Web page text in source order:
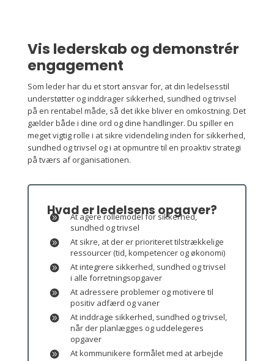
Vis lederskab og demonstrér
engagement
Som leder har du et stort ansvar for, at din ledelsesstil
understøtter og inddrager sikkerhed, sundhed og trivsel
på en rentabel måde, så det ikke bliver en omkostning. Det
gælder både i dine ord og dine handlinger. Du spiller en
meget vigtig rolle i at sikre videndeling inden for sikkerhed,
sundhed og trivsel og i at opmuntre til en proaktiv strategi
på tværs af organisationen.
Hvad er ledelsens opgaver?
At agere rollemodel for sikkerhed,
sundhed og trivsel
At sikre, at der er prioriteret tilstrækkelige
ressourcer (tid, kompetencer og økonomi)
At integrere sikkerhed, sundhed og trivsel
i alle forretningsopgaver
At adressere problemer og motivere til
positiv adfærd og vaner
At inddrage sikkerhed, sundhed og trivsel,
når der planlægges og uddelegeres
opgaver
At kommunikere formålet med at arbejde